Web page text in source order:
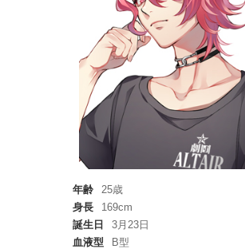
年齢
25歳
身長
169cm
誕生日
3月23日
血液型
B型